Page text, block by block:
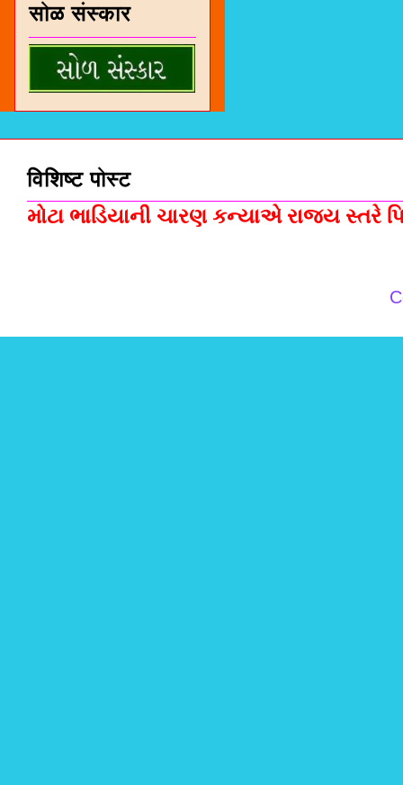
सोळ संस्कार
विशिष्ट पोस्ट
મોટા ભાડિયાની ચારણ કન્યાએ રાજ્ય સ્તરે